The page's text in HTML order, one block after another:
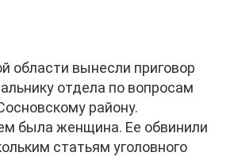
области вынесли приговор
отдела по вопросам
району.
была женщина. Ее обвинили
статьям уголовного